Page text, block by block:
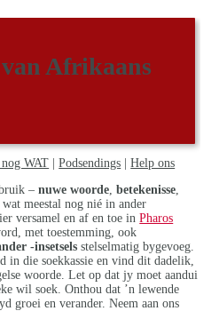
Afrikaans
WAT |Podsendings |Help ons
–nuwe woorde ,betekenisse
wat meestal nog nié in ander
versamel en af en toe inPharos
met toestemming, ook
-insetsels stelselmatig bygevoeg.
die soekkassie en vind dit dadelik,
woorde. Let op dat jy moet aandui
wil soek. Onthou dat ’n lewende
groei en verander. Neem aan ons